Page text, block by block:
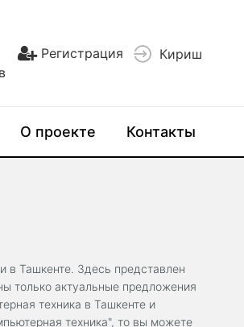
Регистрация Кириш
О проекте Контакты
в Ташкенте. Здесь представлен
только актуальные предложения
техника в Ташкенте и
техника", то вы можете